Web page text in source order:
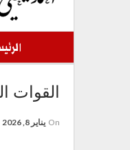
القوات
On يناير 8, 2026